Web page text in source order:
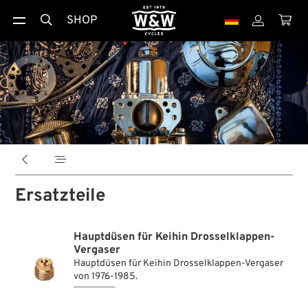
 SHOP  
 
Ersatzteile
Hauptdüsen für Keihin Drosselklappen-
Vergaser
Hauptdüsen für Keihin Drosselklappen-Vergaser
von 1976-1985.